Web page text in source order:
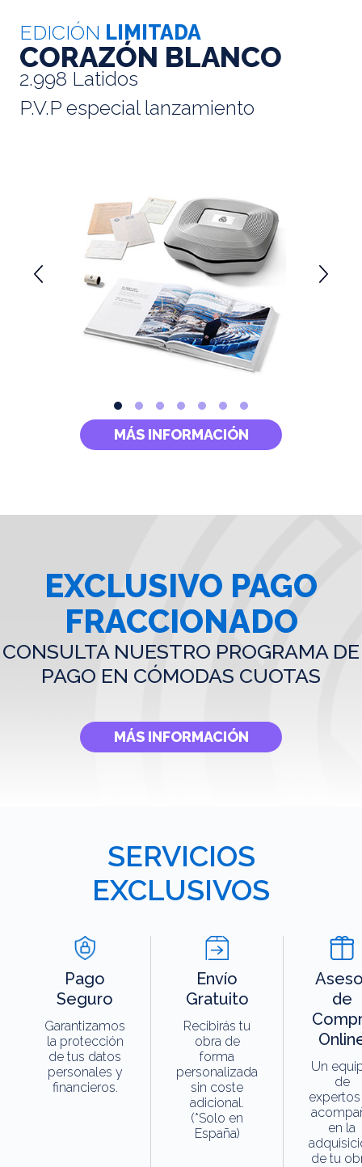
EDICIÓN LIMITADA
CORAZÓN BLANCO
2.998 Latidos
P.V.P especial lanzamiento
MÁS INFORMACIÓN
EXCLUSIVO PAGO
FRACCIONADO
CONSULTA NUESTRO PROGRAMA DE
PAGO EN CÓMODAS CUOTAS
MÁS INFORMACIÓN
SERVICIOS
EXCLUSIVOS
Pago
Seguro
Garantizamos
la protección
de tus datos
personales y
financieros.
Envío
Gratuito
Recibirás tu
obra de
forma
personalizada
sin coste
adicional.
(*Solo en
España)
de
Un
de
en la
de tu